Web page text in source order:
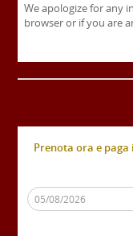
We apologize for any
browser or if you are
Prenota ora e